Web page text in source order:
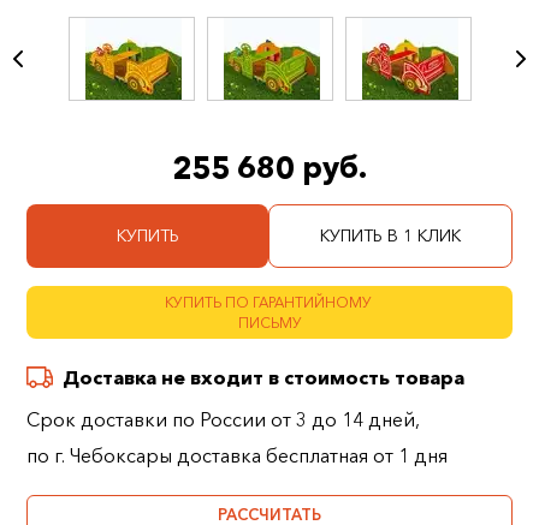
255 680 руб.
КУПИТЬ КУПИТЬ В 1 КЛИК
КУПИТЬ ПО ГАРАНТИЙНОМУ
ПИСЬМУ
Доставка не входит в стоимость товара
Срок доставки по России от 3 до 14 дней,
по г. Чебоксары доставка бесплатная от 1 дня
РАССЧИТАТЬ